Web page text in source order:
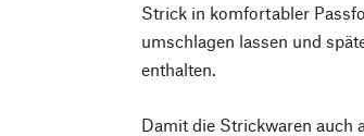
Strick in komfortabler
umschlagen lassen und
enthalten.
Damit die Strickwaren auch